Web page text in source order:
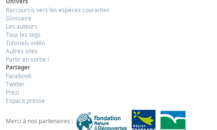
Raccourcis vers les espèces courantes
Glossaire
Les auteurs
Tous les tags
Tutoriels vidéo
Autres sites
Partir en sortie !
Partager
Facebook
Twitter
Prezi
Espace presse
Merci à nos partenaires :